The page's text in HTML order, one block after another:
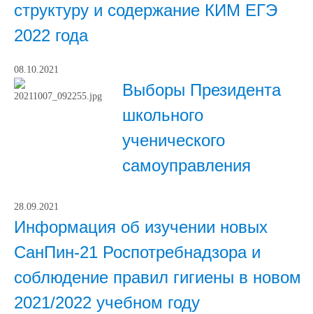
структуру и содержание КИМ ЕГЭ
2022 года
08.10.2021
Выборы Президента
школьного
ученического
самоуправления
28.09.2021
Информация об изучении новых
СанПин-21 Роспотребнадзора и
соблюдение правил гигиены в новом
2021/2022 учебном году